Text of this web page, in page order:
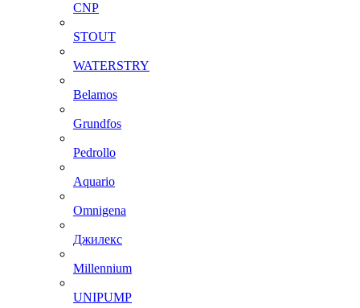
CNP
STOUT
WATERSTRY
Belamos
Grundfos
Pedrollo
Aquario
Omnigena
Джилекс
Millennium
UNIPUMP